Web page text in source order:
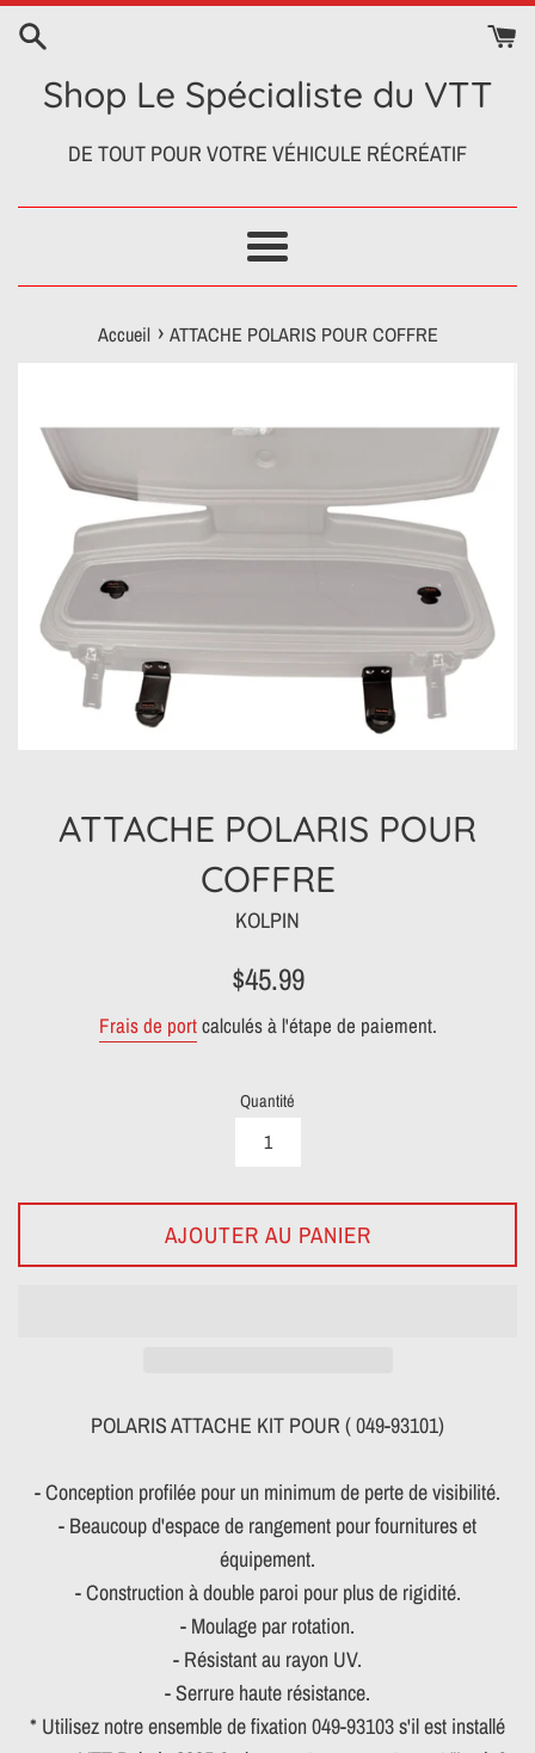
Passer
contenuShop Le Spécialiste du VTT
DE TOUT POUR VOTRE VÉHICULE RÉCRÉATIF
Menu
Accueil › ATTACHE POLARIS POUR COFFRE
ATTACHE POLARIS POUR
COFFRE
KOLPIN
Prix
$45.99
Frais de portcalculés à l'étape de paiement.
Quantité
AJOUTER AU PANIER
POLARIS ATTACHE KIT POUR ( 049-93101)
- Conception profilée pour un minimum de perte de visibilité.
- Beaucoup d'espace de rangement pour fournitures et
équipement.
- Construction à double paroi pour plus de rigidité.
- Moulage par rotation.
- Résistant au rayon UV.
- Serrure haute résistance.
* Utilisez notre ensemble de fixation 049-93103 s'il est installé